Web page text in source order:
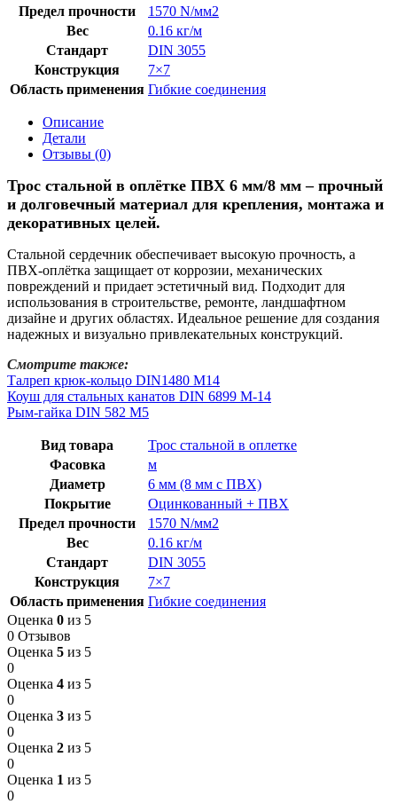
Предел прочности
1570 N/мм2
Вес
0.16 кг/м
Стандарт
DIN 3055
Конструкция
7×7
Область применения Гибкие соединения
Описание
Детали
Отзывы (0)
Трос стальной в оплётке ПВХ 6 мм/8 мм – прочный
и долговечный материал для крепления, монтажа и
декоративных целей.
Стальной сердечник обеспечивает высокую прочность, а
ПВХ-оплётка защищает от коррозии, механических
повреждений и придает эстетичный вид. Подходит для
использования в строительстве, ремонте, ландшафтном
дизайне и других областях. Идеальное решение для создания
надежных и визуально привлекательных конструкций.
Смотрите также:
Талреп крюк-кольцо DIN1480 М14
Коуш для стальных канатов DIN 6899 М-14
Рым-гайка DIN 582 М5
Вид товара
Трос стальной в оплетке
Фасовка
м
Диаметр
6 мм (8 мм с ПВХ)
Покрытие
Оцинкованный + ПВХ
Предел прочности
1570 N/мм2
Вес
0.16 кг/м
Стандарт
DIN 3055
Конструкция
7×7
Область применения Гибкие соединения
Оценка 0 из 5
0 Отзывов
Оценка 5 из 5
0
Оценка 4 из 5
0
Оценка 3 из 5
0
Оценка 2 из 5
0
Оценка 1 из 5
0